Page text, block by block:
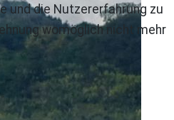
und die Nutzererfahrung zu
womöglich nicht mehr